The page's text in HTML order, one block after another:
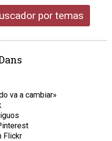
por temas
va a cambiar»
Flickr